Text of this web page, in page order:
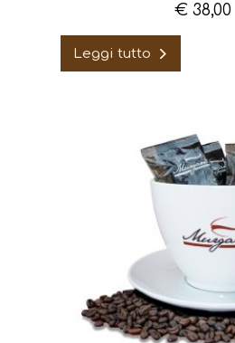
€38,00
Leggi tutto